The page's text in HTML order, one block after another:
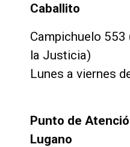
Caballito
Campichuelo
la Justicia)
Lunes a viernes
Punto de
Lugano